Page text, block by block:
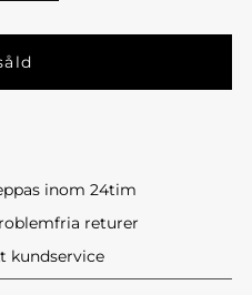
inom 24tim
returer
kundservice